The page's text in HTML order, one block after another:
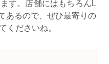
す。店舗にはもちろんL
あるので、ぜひ最寄りの
くださいね。